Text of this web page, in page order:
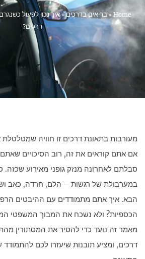
Home
»בריאים בדרכים»איך נכון לפעול כשנגרם
דרכים?
מעורבות בתאונת דרכים זו חוויה שמטלטלת
אם אתם קוראים את זה, רוב הסיכויים שאתם
סבלתם לאחרונה מנזק גופני מאירוע שכזה.
במערבולת של רגשות – הלם, חרדה, כאב
הבא. איך אתם מתמודדים עם ההיבטים
הכספיות? ולא נשכח את המבוך המשפטי
מאמר זה נועד כדי להסיר את המסתורין
דרכים, ומציע תובנות שיעזרו לכם להתמודד